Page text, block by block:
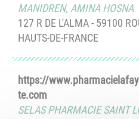
MANIDREN, AMINA HOSNA
127 R DE L'ALMA - 59100
HAUTS-DE-FRANCE
https://
te.com
SELAS PHARMACIE SAINT